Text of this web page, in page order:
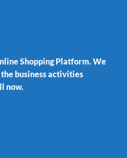
Shopping Platform. We
business activities
now.